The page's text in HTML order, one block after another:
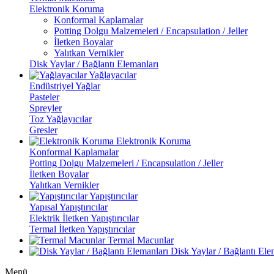
Elektronik Koruma
Konformal Kaplamalar
Potting Dolgu Malzemeleri / Encapsulation / Jeller
İletken Boyalar
Yalıtkan Vernikler
Disk Yaylar / Bağlantı Elemanları
Yağlayacılar
Endüstriyel Yağlar
Pasteler
Spreyler
Toz Yağlayıcılar
Gresler
Elektronik Koruma
Konformal Kaplamalar
Potting Dolgu Malzemeleri / Encapsulation / Jeller
İletken Boyalar
Yalıtkan Vernikler
Yapıştırıcılar
Yapısal Yapıştırıcılar
Elektrik İletken Yapıştırıcılar
Termal İletken Yapıştırıcılar
Termal Macunlar
Disk Yaylar / Bağlantı
Menü